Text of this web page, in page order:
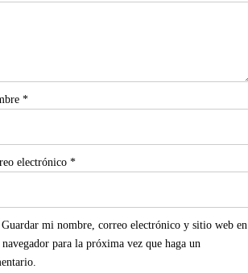
*
electrónico *
Guardar mi nombre, correo electrónico y sitio web en
navegador para la próxima vez que haga un